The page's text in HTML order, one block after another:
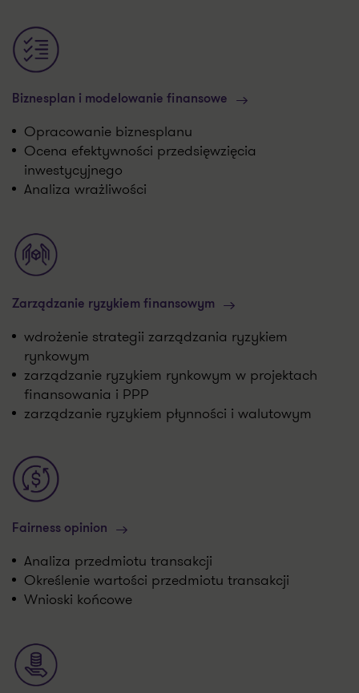
Biznesplan i modelowanie finansowe
Opracowanie biznesplanu
Ocena efektywności przedsięwzięcia
inwestycyjnego
Analiza wrażliwości
Zarządzanie ryzykiem finansowym
wdrożenie strategii zarządzania ryzykiem
rynkowym
zarządzanie ryzykiem rynkowym w projektach
finansowania i PPP
zarządzanie ryzykiem płynności i walutowym
Fairness opinion
Analiza przedmiotu transakcji
Określenie wartości przedmiotu transakcji
Wnioski końcowe